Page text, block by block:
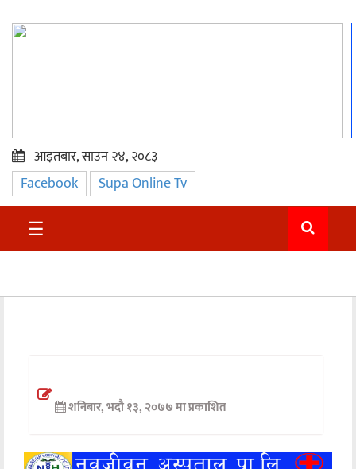
प्रमुख
समाचार
सुदुर
अन्तर्वार्ता
खेलकुद
आइतबार, साउन २४, २०८३
Facebook Supa Online Tv
☰
शनिबार, भदौ १३, २०७७ मा प्रकाशित